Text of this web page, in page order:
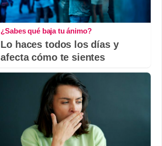
¿Sabes qué baja tu ánimo?
Lo haces todos los días y
afecta cómo te sientes